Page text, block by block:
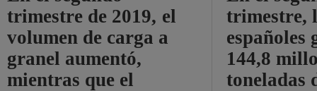
trimestre de 2019, el
volumen de carga a
granel aumentó,
mientras que el
trimestre,
españoles
144,8
toneladas